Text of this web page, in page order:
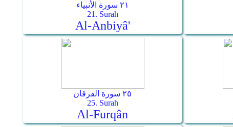
٢١ سورة الأنبياء
21. Surah
Al-Anbiyâ'
٢٥ سورة الفرقان
25. Surah
Al-Furqân